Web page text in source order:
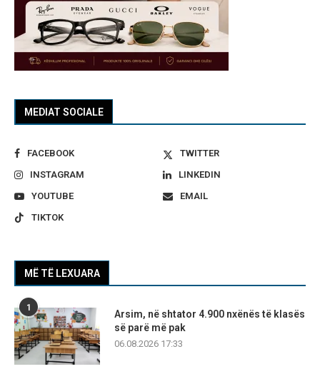
MEDIAT SOCIALE
FACEBOOK
TWITTER
INSTAGRAM
LINKEDIN
YOUTUBE
EMAIL
TIKTOK
MË TË LEXUARA
1
Arsim, në shtator 4.900 nxënës të klasës
së parë më pak
06.08.2026 17:33